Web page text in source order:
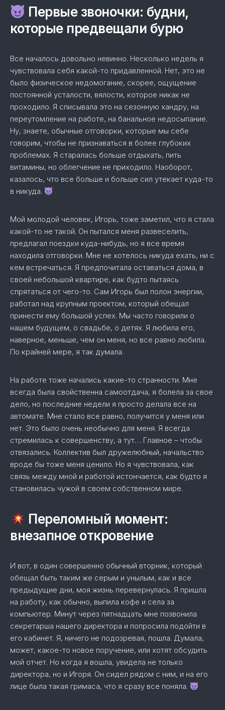
Первые звоночки: будни,
которые предвещали бурю
Все началось довольно невинно. Несколько недель я
чувствовала себя какой-то придавленной. Нет, это не
было физическое недомогание, скорее, ощущение
постоянной усталости, вялости, которое никак не
проходило. Я списывала это на сезонную хандру, на
переутомление на работе, на банальное недосыпание.
Ну, знаете, обычные отговорки, которые мы себе
говорим, чтобы не признаваться в более глубоких
проблемах. Я старалась больше отдыхать, пить
витамины, но облегчение не приходило. Наоборот,
казалось, что все больше и больше сил утекает куда-то
в никуда.
Мой молодой человек, Игорь, тоже заметил, что я стала
какой-то не такой. Он пытался меня развеселить,
предлагал поездки куда-нибудь, но я все время
находила отговорки. Мне не хотелось никуда ехать, ни с
кем встречаться. Я предпочитала оставаться дома, в
своей небольшой квартире, как будто пытаясь
спрятаться от чего-то. Сам Игорь был полон энергии,
работал над крупным проектом, который обещал
принести ему большой успех. Мы часто говорили о
нашем будущем, о свадьбе, о детях. Я любила его,
наверное, меньше, чем он меня, но все равно любила.
По крайней мере, я так думала.
На работе тоже начались какие-то странности. Мне
всегда была свойственна самоотдача, я болела за свое
дело, но последние недели я просто делала все на
автомате. Мне стало все равно, получится у меня или
нет. Это было очень необычно для меня. Я всегда
стремилась к совершенству, а тут… Главное – чтобы
отвязались. Коллектив был дружелюбный, начальство
вроде бы тоже меня ценило. Но я чувствовала, как
связь между мной и работой истончается, как будто я
становилась чужой в своем собственном мире.
Переломный момент:
внезапное откровение
И вот, в один совершенно обычный вторник, который
обещал быть таким же серым и унылым, как и все
предыдущие дни, моя жизнь перевернулась. Я пришла
на работу, как обычно, выпила кофе и села за
компьютер. Минут через пятнадцать мне позвонила
секретарша нашего директора и попросила подойти в
его кабинет. Я, ничего не подозревая, пошла. Думала,
может, какое-то новое поручение, или хотят обсудить
мой отчет. Но когда я вошла, увидела не только
директора, но и Игоря. Он сидел рядом с ним, и на его
лице была такая гримаса, что я сразу все поняла.